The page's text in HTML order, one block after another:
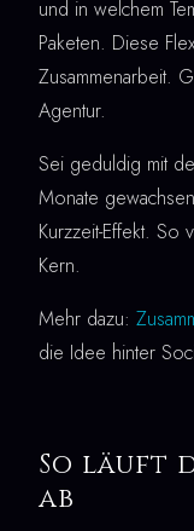
und in welchem
Paketen. Diese
Zusammenarbeit.
Agentur.
Sei geduldig mit
Monate
Kurzzeit-Effekt. So
Kern.
Mehr dazu:
die Idee hinter
So läuft
ab